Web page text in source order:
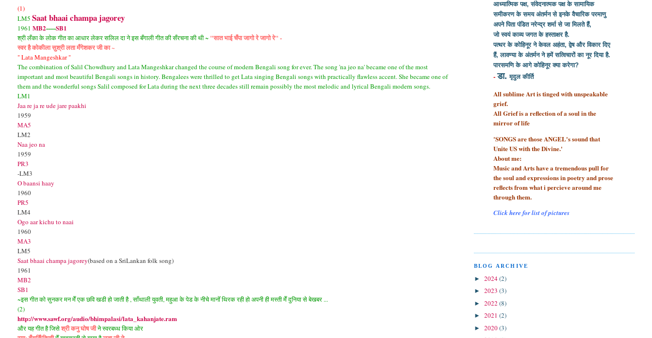
(1)
LM5 Saat bhaai champa jagorey
1961 MB2-----SB1
श्री लँका के लोक गीत का आधार लेकर सलिल दा ने इस बँगाली गीत की सँरचना की थी ~ "सात भाई चँपा जागो रे जागो रे" -
स्वर है कोकीला सुश्री लता मँगेशकर जी का ~
" Lata Mangeshkar "
The combination of Salil Chowdhury and Lata Mangeshkar changed the course of modern Bengali song for ever. The song 'na jeo na' became one of the most
important and most beautiful Bengali songs in history. Bengalees were thrilled to get Lata singing Bengali songs with practically flawless accent. She became one of
them and the wonderful songs Salil composed for Lata during the next three decades still remain possibly the most melodic and lyrical Bengali modern songs.
LM1
Jaa re ja re ude jare paakhi
1959
MA5
LM2
Naa jeo na
1959
PR3
-LM3
O baansi haay
1960
PR5
LM4
Ogo aar kichu to naai
1960
MA3
LM5
Saat bhaai champa jagorey(based on a SriLankan folk song)
1961
MB2
SB1
~इस गीत को सुनकर मन मेँ एक छवि खडी हो जाती है , साँथाली युवती, महुआ के पेड के नीचे मानोँ थिरक रही हो अपनी ही मस्ती मेँ दुनिया से बेखबर ...
(2)
http://www.sawf.org/audio/bhimpalasi/lata_kahanjate.ram
और यह गीत है जिसेश्री कनु घोष जीने स्वरबध्ध किया ओर
आध्यात्मिक पक्ष, संवेदनात्मक पक्ष के सामायिक
समीकरण के समय अंतर्मन से इनके वैचारिक परमाणु
अपने पिता पंडित नरेन्द्र शर्मा सेजा मिलते हैं,
जो स्वयं काव्य जगत के हस्ताक्षर है.
पत्थर के कोहिनूर ने केवल अहंता, द्वेष और विकार दिए
हैं, लावण्या के अंतर्मन ने हमें सत्विचारों का नूर दिया है.
पारसमणि के आगे कोहिनूर क्या करेगा?
- डा.मृदुल कीर्ति
All sublime Art is tinged with unspeakable
grief.
All Grief is a reflection of a soulin the
mirror of life
'SONGS are those ANGEL's sound that
Unite US with the Divine.'
About me:
Music and Arts have a tremendous pull for
the soul and expressions in poetry and prose
reflects from what i percieve around me
through them.
Click here for list of pictures
BLOG ARCHIVE
► 2024(2)
► 2023 (3)
► 2022 (8)
► 2021 (2)
► 2020(3)